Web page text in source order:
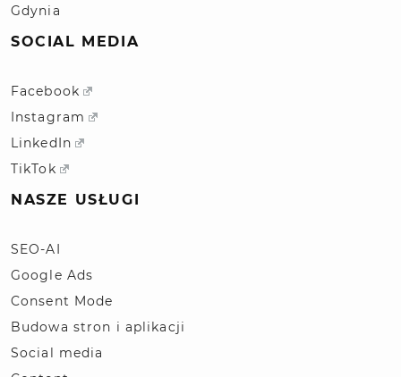
Gdynia
SOCIAL MEDIA
Facebook
Instagram
LinkedIn
TikTok
NASZE USŁUGI
SEO-AI
Google Ads
Consent Mode
Budowa stron i aplikacji
Social media